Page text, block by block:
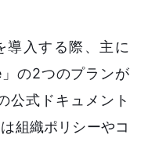
導入する際、主に
」の2つのプランが
公式ドキュメント
組織ポリシーやコ